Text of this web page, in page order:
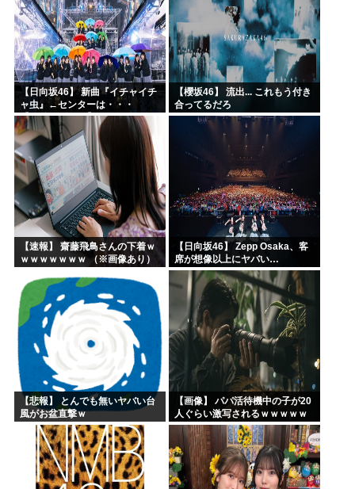
【日向坂46】 新曲『イチャイチ
ャ虫』←センターは・・・
【18thシングル】
【櫻坂46】 流出... これもう付き
合ってるだろ
【速報】 齋藤飛鳥さんの下着ｗ
ｗｗｗｗｗｗｗ （※画像あり）
【日向坂46】 Zepp Osaka、客
席が想像以上にヤバい…
【悲報】 とんでも無いヤバい台
風がお盆直撃ｗ
【画像】 パパ活待機中の子が20
人ぐらい激写されるｗｗｗｗｗ
ｗｗｗｗｗｗ